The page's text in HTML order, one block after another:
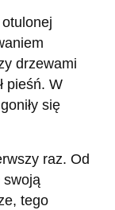
drzewami
pieśń. W
się
raz. Od
swoją
tego